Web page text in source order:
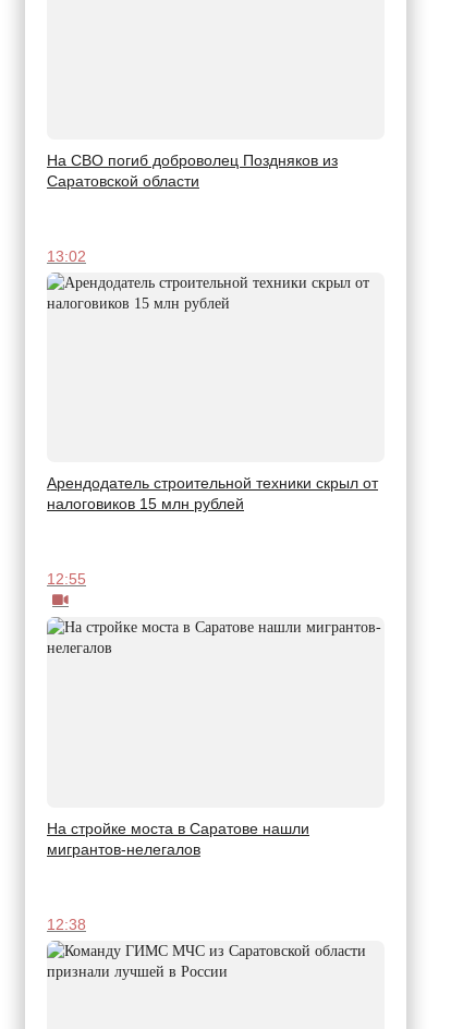
На СВО погиб доброволец Поздняков из
Саратовской области
13:02
Арендодатель строительной техники скрыл от
налоговиков 15 млн рублей
12:55
На стройке моста в Саратове нашли
мигрантов-нелегалов
12:38